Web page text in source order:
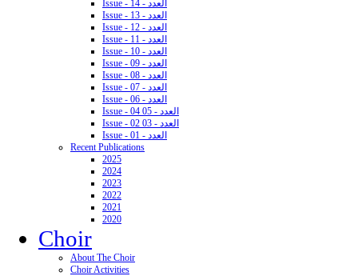
Issue - 14 - العدد
Issue - 13 - العدد
Issue - 12 - العدد
Issue - 11 - العدد
Issue - 10 - العدد
Issue - 09 - العدد
Issue - 08 - العدد
Issue - 07 - العدد
Issue - 06 - العدد
Issue - 04 05 - العدد
Issue - 02 03 - العدد
Issue - 01 - العدد
Recent Publications
2025
2024
2023
2022
2021
2020
Choir
About The Choir
Choir Activities